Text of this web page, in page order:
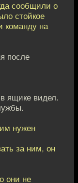
сообщили о
стойкое
команду на
после
ящике видел.
нужен
за ним, он
они не